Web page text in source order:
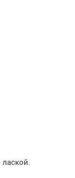
лаской.